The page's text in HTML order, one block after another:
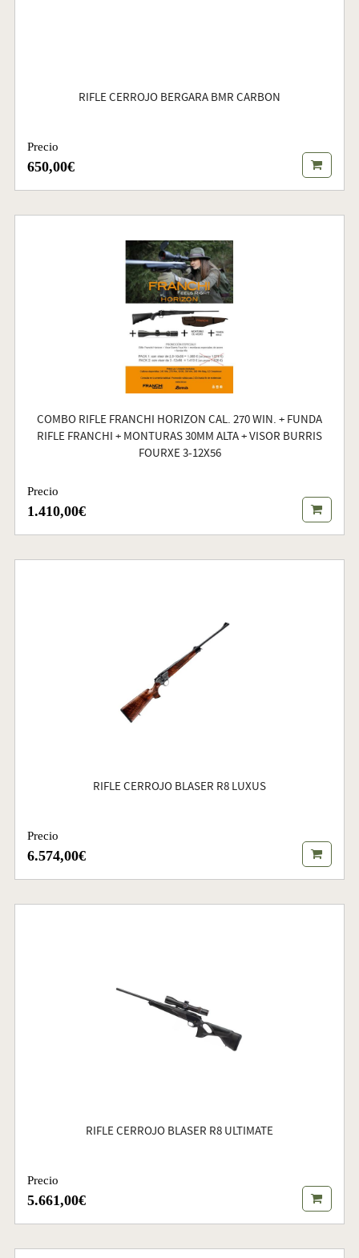
RIFLE CERROJO BERGARA BMR CARBON
Precio
650,00€
COMBO RIFLE FRANCHI HORIZON CAL. 270 WIN. + FUNDA
RIFLE FRANCHI + MONTURAS 30MM ALTA + VISOR BURRIS
FOURXE 3-12X56
Precio
1.410,00€
RIFLE CERROJO BLASER R8 LUXUS
Precio
6.574,00€
RIFLE CERROJO BLASER R8 ULTIMATE
Precio
5.661,00€